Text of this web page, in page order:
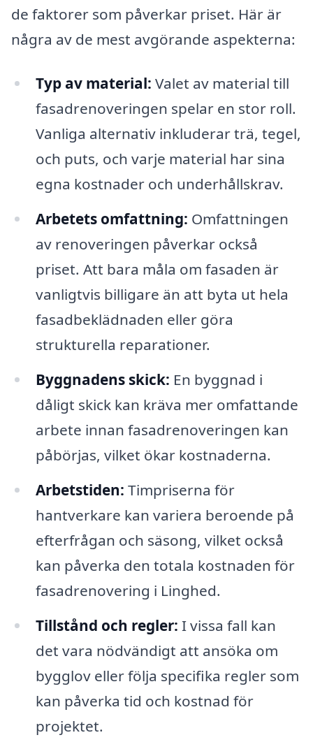
de faktorer som påverkar priset. Här är
några av de mest avgörande aspekterna:
Typ av material: Valet av material till
fasadrenoveringen spelar en stor roll.
Vanliga alternativ inkluderar trä, tegel,
och puts, och varje material har sina
egna kostnader och underhållskrav.
Arbetets omfattning: Omfattningen
av renoveringen påverkar också
priset. Att bara måla om fasaden är
vanligtvis billigare än att byta ut hela
fasadbeklädnaden eller göra
strukturella reparationer.
Byggnadens skick: En byggnad i
dåligt skick kan kräva mer omfattande
arbete innan fasadrenoveringen kan
påbörjas, vilket ökar kostnaderna.
Arbetstiden: Timpriserna för
hantverkare kan variera beroende på
efterfrågan och säsong, vilket också
kan påverka den totala kostnaden för
fasadrenovering i Linghed.
Tillstånd och regler: I vissa fall kan
det vara nödvändigt att ansöka om
bygglov eller följa specifika regler som
kan påverka tid och kostnad för
projektet.